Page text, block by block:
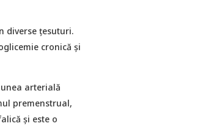
diverse țesuturi.
cronică și
arterială
premenstrual,
și este o